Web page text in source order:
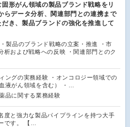
固形がん領域の製品ブランド戦略をリ
らデータ分析、関連部門との連携まで
き、製品ブランドの強化を推進して
製品のブランド戦略の立案・推進 ・市
析および戦略への反映 ・関連部門とのク
ングの実務経験 ・オンコロジー領域での
液がん領域を含む） ・…
品に関する業務経験
度と強力な製品パイプラインを持つ大手
です。 【…